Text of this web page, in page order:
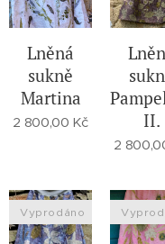
Lněná
sukně
Martina
2 800,00 Kč
II.
2
Vyprodáno